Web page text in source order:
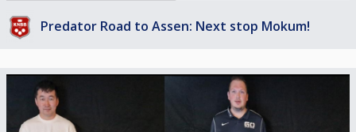
Eurotour ticket dan mag je niet meer deelnemen aan de volgende
kwalificatietoernooien.
• Start: 11.00u
Bij minder dan 8 deelnemers wordt het toernooi niet gespeeld en wordt
het inschrijfgeld volledig teruggestort.
Predator Road to Assen: Next stop Mokum!